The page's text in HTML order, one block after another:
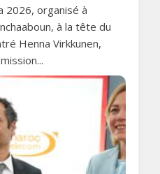
2026, organisé à
à la tête du
Henna Virkkunen,